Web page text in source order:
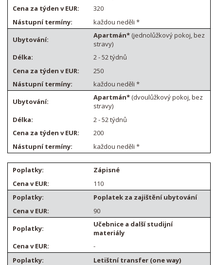
320
každou neděli *
Apartmán* (jednolůžkový pokoj, bez
stravy)
2 - 52 týdnů
250
každou neděli *
Apartmán*(dvoulůžkový pokoj, bez
stravy)
2 - 52 týdnů
200
každou neděli *
Zápisné
110
Poplatek za zajištění ubytování
90
Učebnice a další studijní
materiály
-
Letištní transfer (one way)